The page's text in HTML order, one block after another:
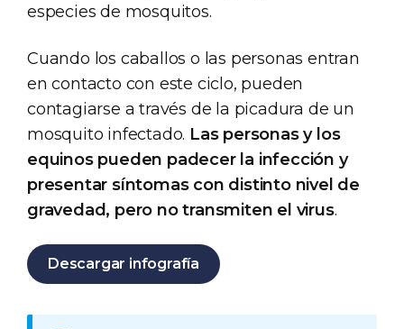
especies de mosquitos.
Cuando los caballos o las personas entran
en contacto con este ciclo, pueden
contagiarse a través de la picadura de un
mosquito infectado. Las personas y los
equinos pueden padecer la infección y
presentar síntomas con distinto nivel de
gravedad, pero no transmiten el virus.
Descargar infografía